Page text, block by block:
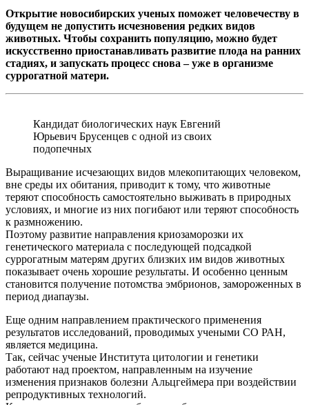
Открытие новосибирских ученых поможет человечеству в
будущем не допустить исчезновения редких видов
животных. Чтобы сохранить популяцию, можно будет
искусственно приостанавливать развитие плода на ранних
стадиях, и запускать процесс снова – уже в организме
суррогатной матери.
Кандидат биологических наук Евгений
Юрьевич Брусенцев с одной из своих
подопечных
Выращивание исчезающих видов млекопитающих человеком,
вне среды их обитания, приводит к тому, что животные
теряют способность самостоятельно выживать в природных
условиях, и многие из них погибают или теряют способность
к размножению.
Поэтому развитие направления криозаморозки их
генетического материала с последующей подсадкой
суррогатным матерям других близких им видов животных
показывает очень хорошие результаты. И особенно ценным
становится получение потомства эмбрионов, замороженных в
период диапаузы.
Еще одним направлением практического применения
результатов исследований, проводимых учеными СО РАН,
является медицина.
Так, сейчас ученые Института цитологии и генетики
работают над проектом, направленным на изучение
изменения признаков болезни Альцгеймера при воздействии
репродуктивных технологий.